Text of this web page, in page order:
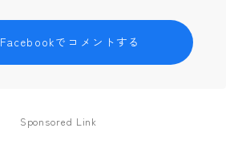
Facebookでコメントする
Sponsored Link